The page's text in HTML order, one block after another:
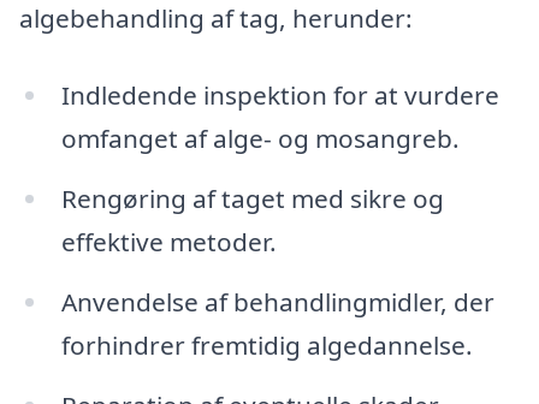
algebehandling af tag, herunder:
Indledende inspektion for at vurdere
omfanget af alge- og mosangreb.
Rengøring af taget med sikre og
effektive metoder.
Anvendelse af behandlingmidler, der
forhindrer fremtidig algedannelse.